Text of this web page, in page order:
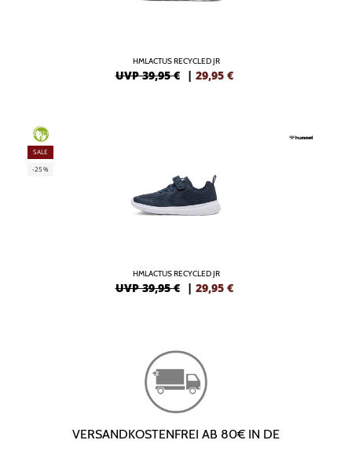
HMLACTUS RECYCLED JR
UVP 39,95 € | 29,95 €
GREEN
SALE
-25%
HMLACTUS RECYCLED JR
UVP 39,95 € | 29,95 €
VERSANDKOSTENFREI AB 80€ IN DE